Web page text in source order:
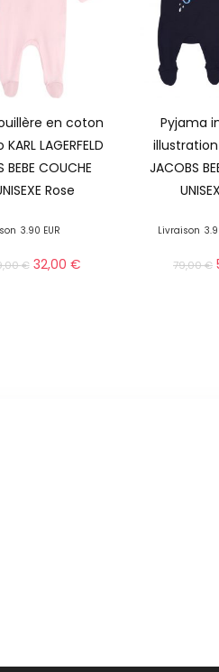
en coton
LAGERFELD
BEBE COUCHE
Rose
3.90 EUR
€ 32,00 €
Pyjama
illustration
JACOBS
Livraison
79,00€